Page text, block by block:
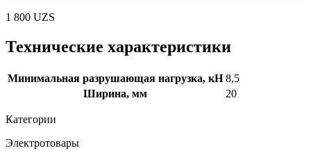
1 800 UZS
Технические характеристики
Минимальная разрушающая нагрузка, кН 8,5
Ширина, мм
20
Категории
Электротовары